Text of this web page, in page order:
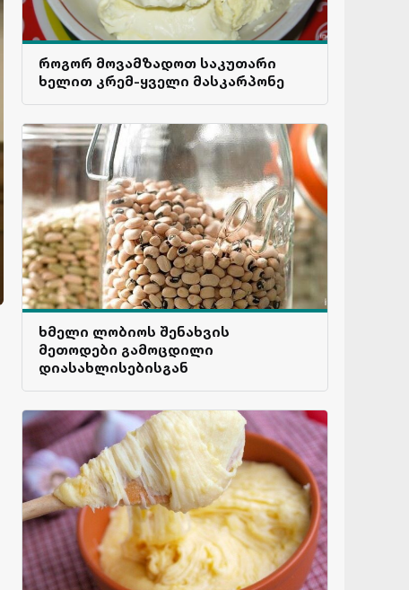
როგორ მოვამზადოთ საკუთარი
ხელით კრემ-ყველი მასკარპონე
ხმელი ლობიოს შენახვის
მეთოდები გამოცდილი
დიასახლისებისგან